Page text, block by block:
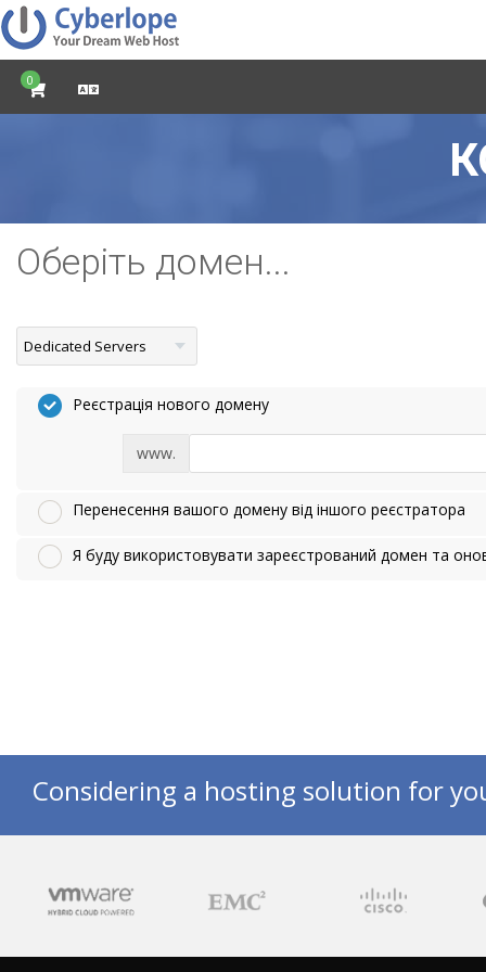
0
Оберіть домен...
Реєстрація нового домену
www.
Перенесення вашого домену від іншого реєстратора
Я буду використовувати зареєстрований домен та
Considering a hosting solution for